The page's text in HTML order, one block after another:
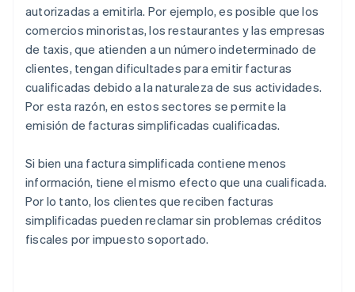
autorizadas a emitirla. Por ejemplo, es posible que los
comercios minoristas, los restaurantes y las empresas
de taxis, que atienden a un número indeterminado de
clientes, tengan dificultades para emitir facturas
cualificadas debido a la naturaleza de sus actividades.
Por esta razón, en estos sectores se permite la
emisión de facturas simplificadas cualificadas.
Si bien una factura simplificada contiene menos
información, tiene el mismo efecto que una cualificada.
Por lo tanto, los clientes que reciben facturas
simplificadas pueden reclamar sin problemas créditos
fiscales por impuesto soportado.